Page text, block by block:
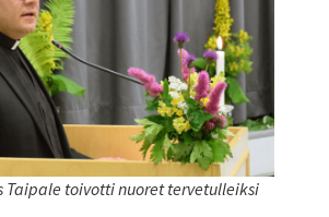
Taipale toivotti nuoret tervetulleiksi